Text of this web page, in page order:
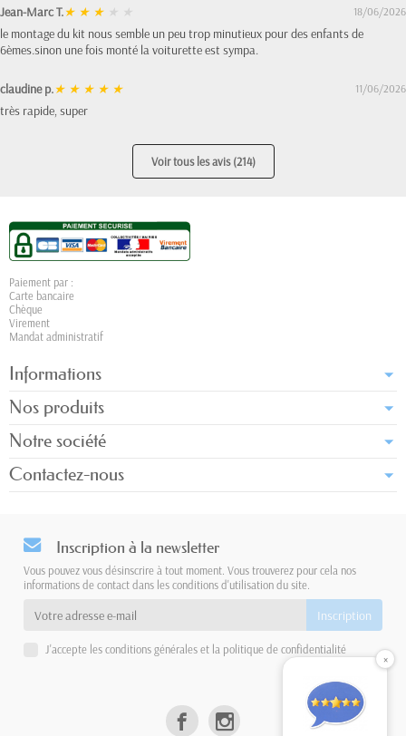
Jean-Marc T.★ ★ ★ ★ ★ 18/06/2026
le montage du kit nous semble un peu trop minutieux pour des enfants de
6èmes.sinon une fois monté la voiturette est sympa.
claudine p.★ ★ ★ ★ ★ 11/06/2026
très rapide, super
Voir tous les avis (214)
Paiement par :
Carte bancaire
Chèque
Virement
Mandat administratif
Informations
Nos produits
Notre société
Contactez-nous
Inscription à la newsletter
Vous pouvez vous désinscrire à tout moment. Vous trouverez pour cela nos
informations de contact dans les conditions d'utilisation du site.
J'accepte les conditions générales et la politique de confidentialité
×